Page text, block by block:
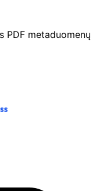
PDF metaduomenų